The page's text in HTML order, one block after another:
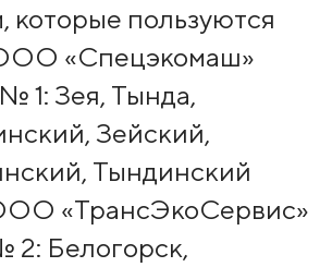
которые пользуются
«Спецэкомаш»
1: Зея, Тында,
Зейский,
Тындинский
«ТрансЭкоСервис»
2: Белогорск,